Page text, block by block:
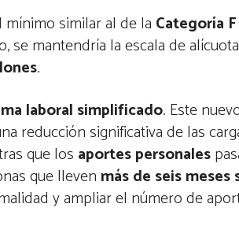
similar al de la Categoría
se mantendría la escala de
.
laboral simplificado. Este
reducción significativa de las
que los aportes personales
que lleven más de seis meses
y ampliar el número de